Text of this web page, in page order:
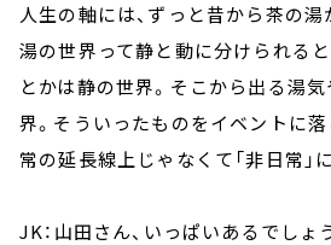
人生の軸には、ずっと昔から茶の湯
湯の世界って静と動に分けられる
とかは静の世界。そこから出る湯
界。そういったものをイベントに落
常の延長線上じゃなくて「非日常」
JK：山田さん、いっぱいあるでしょ